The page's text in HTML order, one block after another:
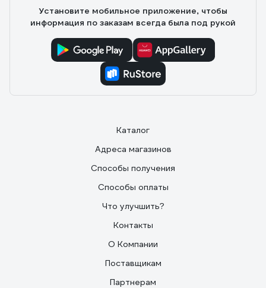
Установите мобильное приложение, чтобы
информация по заказам всегда была под рукой
Каталог
Адреса магазинов
Способы получения
Способы оплаты
Что улучшить?
Контакты
О Компании
Поставщикам
Партнерам